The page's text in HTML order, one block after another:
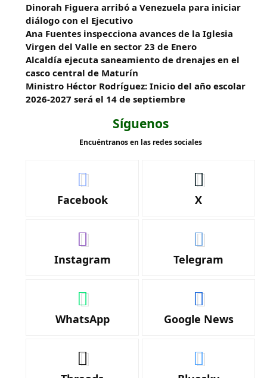
Dinorah Figuera arribó a Venezuela para iniciar
diálogo con el Ejecutivo
Ana Fuentes inspecciona avances de la Iglesia
Virgen del Valle en sector 23 de Enero
Alcaldía ejecuta saneamiento de drenajes en el
casco central de Maturín
Ministro Héctor Rodríguez: Inicio del año escolar
2026-2027 será el 14 de septiembre
Síguenos
Encuéntranos en las redes sociales
Facebook X
Instagram Telegram
WhatsApp Google News